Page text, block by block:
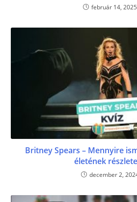
február 14, 2025
Britney Spears – Mennyire
életének
december 2,